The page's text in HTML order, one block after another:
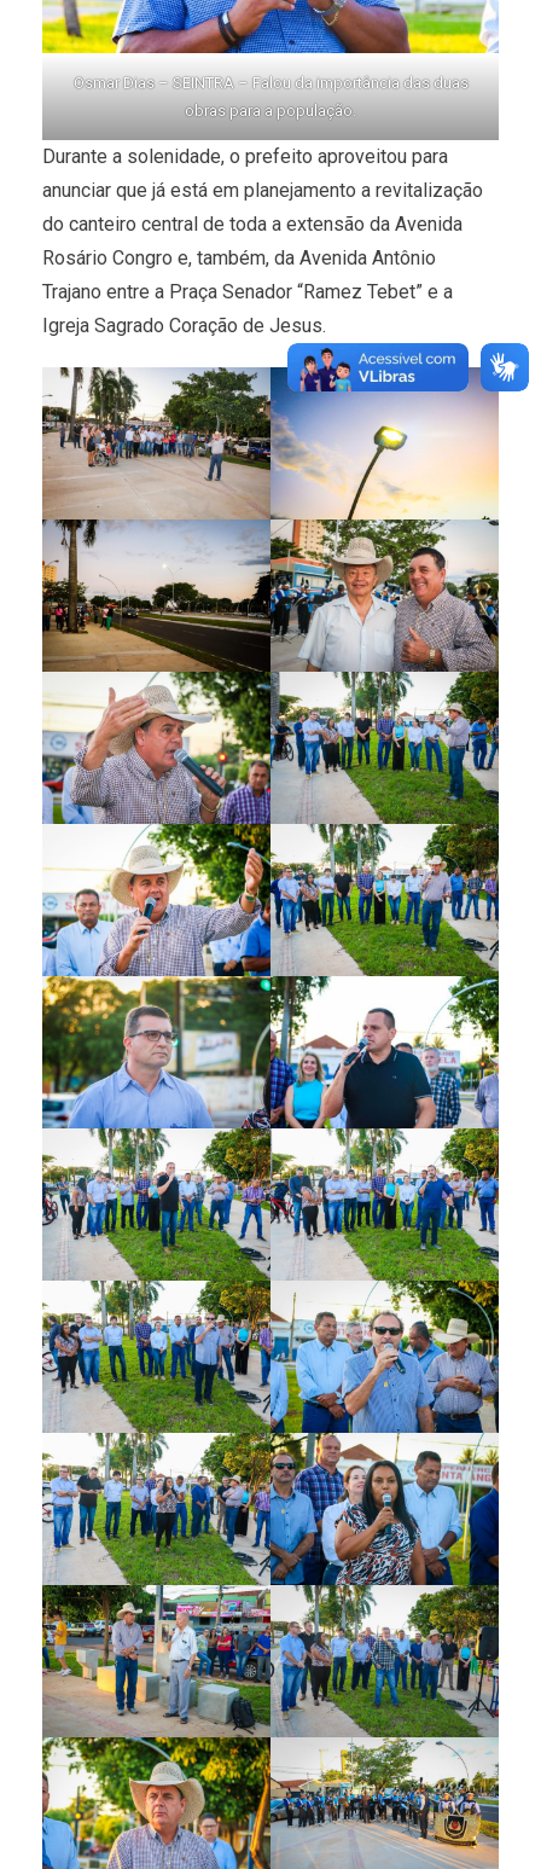
Osmar Dias – SEINTRA – Falou da importância das duas
obras para a população.
Durante a solenidade, o prefeito aproveitou para
anunciar que já está em planejamento a revitalização
do canteiro central de toda a extensão da Avenida
Rosário Congro e, também, da Avenida Antônio
Trajano entre a Praça Senador “Ramez Tebet” e a
Igreja Sagrado Coração de Jesus.